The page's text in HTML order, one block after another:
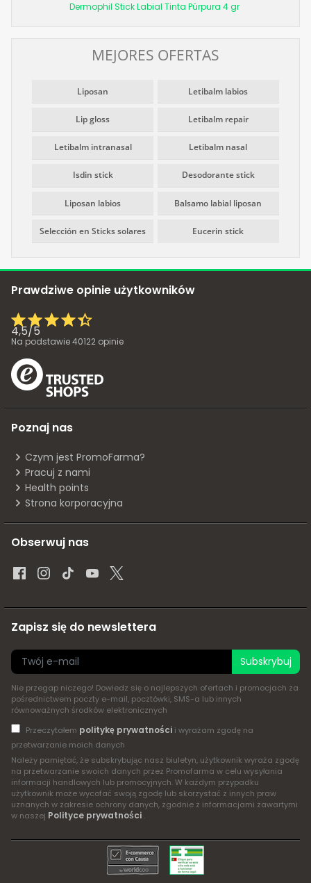
Dermophil Stick Labial Tinta Púrpura 4 gr
MEJORES OFERTAS
Liposan Letibalm labios
Lip gloss Letibalm repair
Letibalm intranasal Letibalm nasal
Isdin stick Desodorante stick
Liposan labios Balsamo labial liposan
Selección en Sticks solares Eucerin stick
Prawdziwe opinie użytkowników
4,5/5
Na podstawie40122 opinie
Poznaj nas
Czym jest PromoFarma?
Pracuj z nami
Health points
Strona korporacyjna
Obserwuj nas
Zapisz się do newslettera
Subskrybuj
Nie przegap niczego! Dowiedz się o najlepszych ofertach i promocjach za
pośrednictwem poczty e-mail, pocztówki, SMS-a lub innych
równoważnych środków elektronicznych
Przeczytałem politykę prywatnościi wyrażam zgodę na
przetwarzanie moich danych
Należy pamiętać, że subskrybując nasz biuletyn, użytkownik wyraża zgodę
na przetwarzanie swoich danych przez Promofarma w celu wysyłania
informacji handlowych lub promocyjnych. W każdym przypadku
użytkownik może wycofać swoją zgodę lub skorzystać z innych praw
uznanych w zakresie ochrony danych, zgodnie z informacjami zawartymi
w naszej Polityce prywatności .